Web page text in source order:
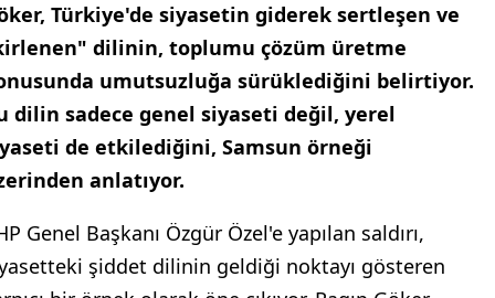
Türkiye'de siyasetin giderek sertleşen ve
dilinin, toplumu çözüm üretme
umutsuzluğa sürüklediğini belirtiyor.
dilin sadece genel siyaseti değil, yerel
de etkilediğini, Samsun örneği
anlatıyor.
Genel Başkanı Özgür Özel'e yapılan saldırı,
şiddet dilinin geldiği noktayı gösteren